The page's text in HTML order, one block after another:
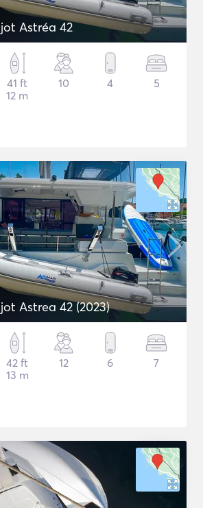
Astréa 42
41 ft
12 m
10 4 5
Astrea 42 (2023)
42 ft
13 m
12 6 7